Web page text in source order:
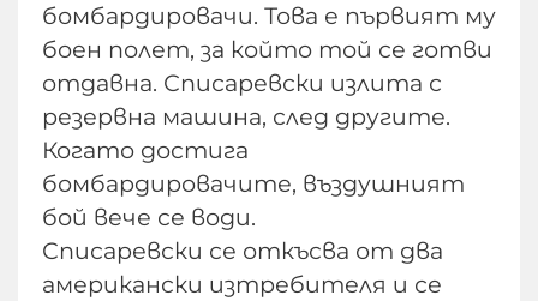
бомбардировачи. Това е първият му
боен полет, за който той се готви
отдавна. Списаревски излита с
резервна машина, след другите.
Когато достига
бомбардировачите, въздушният
бой вече се води.
Списаревски се откъсва от два
американски изтребителя и се